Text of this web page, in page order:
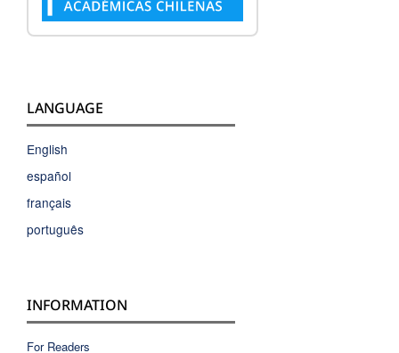
LANGUAGE
English
español
français
português
INFORMATION
For Readers